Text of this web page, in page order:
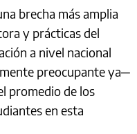
brecha más amplia
y prácticas del
a nivel nacional
preocupante ya─
promedio de los
en esta